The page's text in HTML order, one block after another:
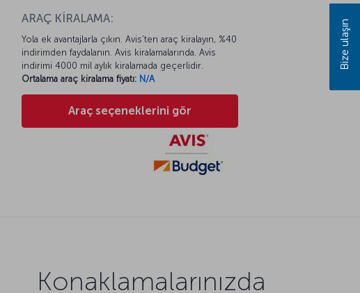
ARAÇ KİRALAMA:
Yola ek avantajlarla çıkın. Avis’ten araç kiralayın, %40
indirimden faydalanın. Avis kiralamalarında. Avis
indirimi 4000 mil aylık kiralamada geçerlidir.
Ortalama araç kiralama fiyatı: N/A
Araç seçeneklerini gör
Konaklamalarınızda
Bize ulaşın